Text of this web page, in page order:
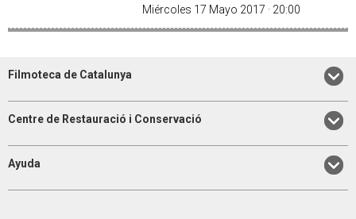
Miércoles 17 Mayo 2017 · 20:00
Filmoteca de Catalunya
Centre de Restauració i Conservació
Ayuda